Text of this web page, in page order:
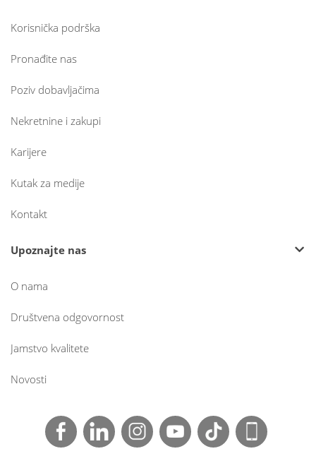
Korisnička podrška
Pronađite nas
Poziv dobavljačima
Nekretnine i zakupi
Karijere
Kutak za medije
Kontakt
Upoznajte nas
O nama
Društvena odgovornost
Jamstvo kvalitete
Novosti